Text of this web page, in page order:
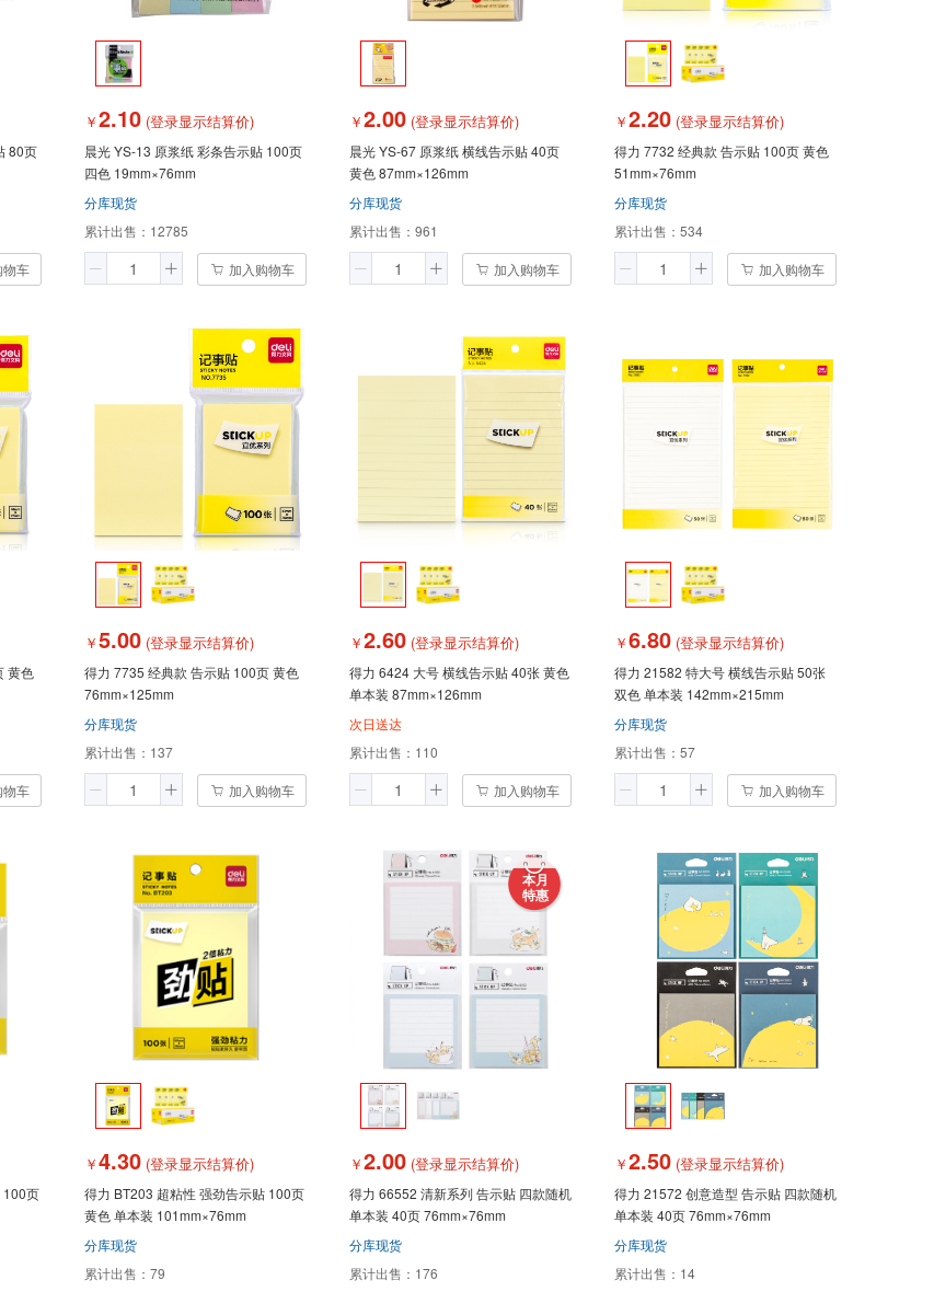
80页
物车
￥2.10 (登录显示结算价)
晨光 YS-13 原浆纸 彩条告示贴 100页
四色 19mm×76mm
分库现货
累计出售： 12785
加入购物车
￥2.00 (登录显示结算价)
晨光 YS-67 原浆纸 横线告示贴 40页
黄色 87mm×126mm
分库现货
累计出售： 961
加入购物车
￥2.20 (登录显示结算价)
得力 7732 经典款 告示贴 100页 黄色
51mm×76mm
分库现货
累计出售： 534
加入购物车
物车
￥5.00 (登录显示结算价)
得力 7735 经典款 告示贴 100页 黄色
76mm×125mm
分库现货
累计出售： 137
加入购物车
￥2.60 (登录显示结算价)
得力 6424 大号 横线告示贴 40张 黄色
单本装 87mm×126mm
次日送达
累计出售： 110
加入购物车
￥6.80 (登录显示结算价)
得力 21582 特大号 横线告示贴 50张
双色 单本装 142mm×215mm
分库现货
累计出售： 57
加入购物车
100页
￥4.30 (登录显示结算价)
得力 BT203 超粘性 强劲告示贴 100页
黄色 单本装 101mm×76mm
分库现货
累计出售： 79
本月
特惠
￥2.00 (登录显示结算价)
得力 66552 清新系列 告示贴 四款随机
单本装 40页 76mm×76mm
分库现货
累计出售： 176
￥2.50 (登录显示结算价)
得力 21572 创意造型 告示贴 四款随机
单本装 40页 76mm×76mm
分库现货
累计出售： 14